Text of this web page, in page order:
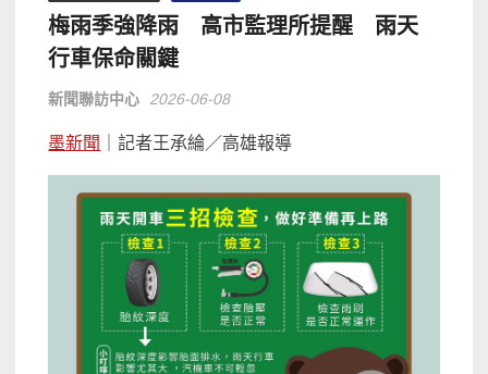
梅雨季強降雨 高市監理所提醒 雨天
行車保命關鍵
新聞聯訪中心 2026-06-08
墨新聞 ｜記者王承綸／高雄報導